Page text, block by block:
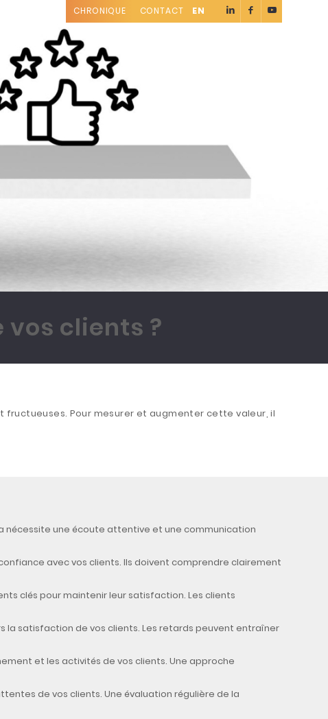
CHRONIQUE CONTACT EN
vos clients ?
Pour mesurer et augmenter cette valeur, il
nécessite une écoute attentive et une communication
avec vos clients. Ils doivent comprendre clairement
clés pour maintenir leur satisfaction. Les clients
la satisfaction de vos clients. Les retards peuvent entraîner
et les activités de vos clients. Une approche
de vos clients. Une évaluation régulière de la